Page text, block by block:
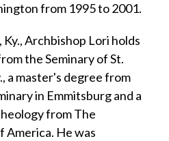
from 1995 to 2001.
Archbishop Lori holds
the Seminary of St.
a master's degree from
in Emmitsburg and a
from The
America. He was